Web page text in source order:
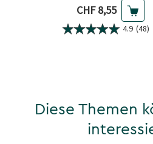
Aktueller Preis
CHF 8,55
4.9 (48)
Diese Themen